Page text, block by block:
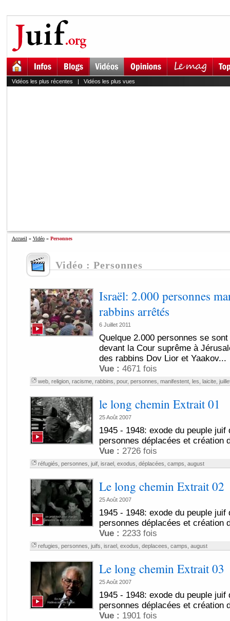
Vidéos les plus récentes | Vidéos les plus vues
Accueil » Vidéo» Personnes
Vidéo : Personnes
Israël: 2.000 personnes
rabbins arrêtés
6 Juillet 2011
Quelque 2.000 personnes se
devant la Cour suprême à
des rabbins Dov Lior et Yaakov...
Vue : 4671 fois
web, religion, racisme, rabbins pour, personnes manifestent, les laicite,
le long chemin Extrait 01
25 Août 2007
1945 - 1948: exode du peuple
personnes déplacées et création
Vue : 2726 fois
réfugiés personnes juif, israel, exodus déplacées camps august
Le long chemin Extrait 02
25 Août 2007
1945 - 1948: exode du peuple
personnes déplacées et création
Vue : 2233 fois
refugies personnes juifs israel, exodus deplacees camps august
Le long chemin Extrait 03
25 Août 2007
1945 - 1948: exode du peuple
personnes déplacées et création
Vue : 1901 fois